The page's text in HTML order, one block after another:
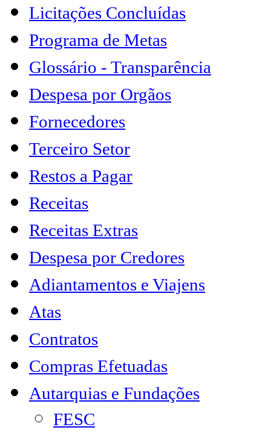
Licitações Concluídas
Programa de Metas
Glossário - Transparência
Despesa por Orgãos
Fornecedores
Terceiro Setor
Restos a Pagar
Receitas
Receitas Extras
Despesa por Credores
Adiantamentos e Viajens
Atas
Contratos
Compras Efetuadas
Autarquias e Fundações
FESC